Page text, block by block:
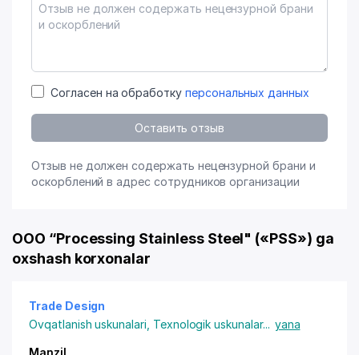
Согласен на обработку персональных данных
Оставить отзыв
Отзыв не должен содержать нецензурной брани и
оскорблений в адрес сотрудников организации
OOO “Processing Stainless Steel" («PSS») ga
oxshash korxonalar
Trade Design
Ovqatlanish uskunalari Texnologik uskunalar... yana
Manzil